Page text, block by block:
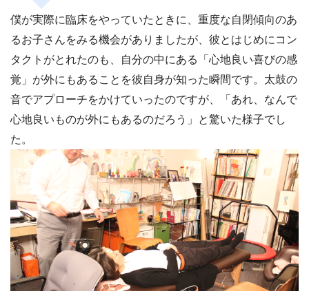
僕が実際に臨床をやっていたときに、重度な自閉傾向のあ
るお子さんをみる機会がありましたが、彼とはじめにコン
タクトがとれたのも、自分の中にある「心地良い喜びの感
覚」が外にもあることを彼自身が知った瞬間です。太鼓の
音でアプローチをかけていったのですが、「あれ、なんで
心地良いものが外にもあるのだろう」と驚いた様子でし
た。